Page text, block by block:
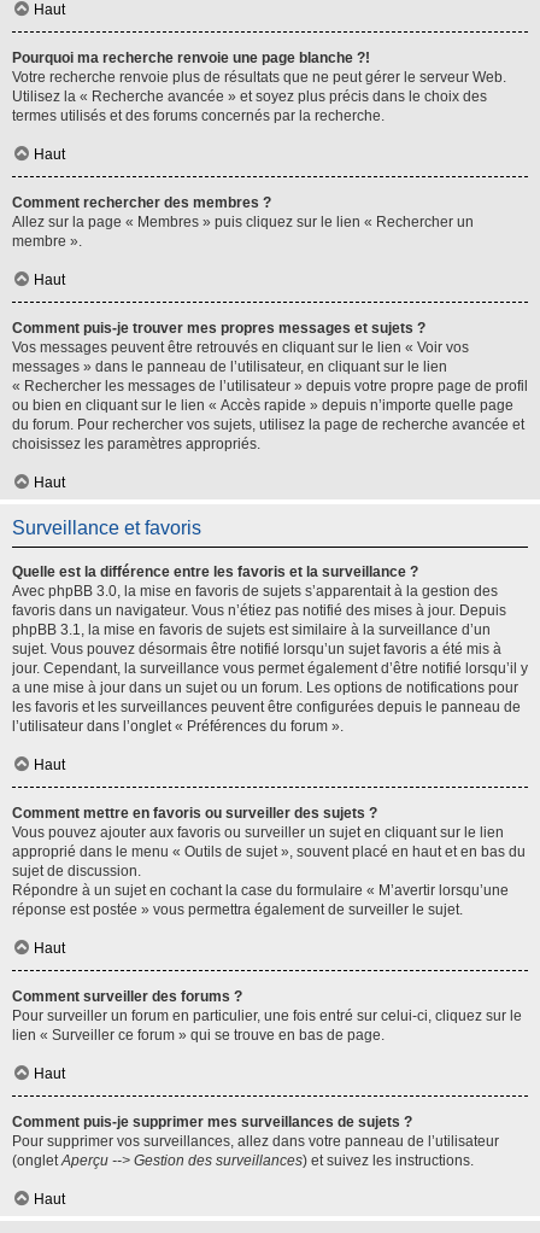
Haut
Pourquoi ma recherche renvoie une page blanche ?!
Votre recherche renvoie plus de résultats que ne peut gérer le serveur Web.
Utilisez la « Recherche avancée » et soyez plus précis dans le choix des
termes utilisés et des forums concernés par la recherche.
Haut
Comment rechercher des membres ?
Allez sur la page « Membres » puis cliquez sur le lien « Rechercher un
membre ».
Haut
Comment puis-je trouver mes propres messages et sujets ?
Vos messages peuvent être retrouvés en cliquant sur le lien « Voir vos
messages » dans le panneau de l’utilisateur, en cliquant sur le lien
« Rechercher les messages de l’utilisateur » depuis votre propre page de profil
ou bien en cliquant sur le lien « Accès rapide » depuis n’importe quelle page
du forum. Pour rechercher vos sujets, utilisez la page de recherche avancée et
choisissez les paramètres appropriés.
Haut
Surveillance et favoris
Quelle est la différence entre les favoris et la surveillance ?
Avec phpBB 3.0, la mise en favoris de sujets s’apparentait à la gestion des
favoris dans un navigateur. Vous n’étiez pas notifié des mises à jour. Depuis
phpBB 3.1, la mise en favoris de sujets est similaire à la surveillance d’un
sujet. Vous pouvez désormais être notifié lorsqu’un sujet favoris a été mis à
jour. Cependant, la surveillance vous permet également d’être notifié lorsqu’il y
a une mise à jour dans un sujet ou un forum. Les options de notifications pour
les favoris et les surveillances peuvent être configurées depuis le panneau de
l’utilisateur dans l’onglet « Préférences du forum ».
Haut
Comment mettre en favoris ou surveiller des sujets ?
Vous pouvez ajouter aux favoris ou surveiller un sujet en cliquant sur le lien
approprié dans le menu « Outils de sujet », souvent placé en haut et en bas du
sujet de discussion.
Répondre à un sujet en cochant la case du formulaire « M’avertir lorsqu’une
réponse est postée » vous permettra également de surveiller le sujet.
Haut
Comment surveiller des forums ?
Pour surveiller un forum en particulier, une fois entré sur celui-ci, cliquez sur le
lien « Surveiller ce forum » qui se trouve en bas de page.
Haut
Comment puis-je supprimer mes surveillances de sujets ?
Pour supprimer vos surveillances, allez dans votre panneau de l’utilisateur
(ongletAperçu --> Gestion des surveillances) et suivez les instructions.
Haut